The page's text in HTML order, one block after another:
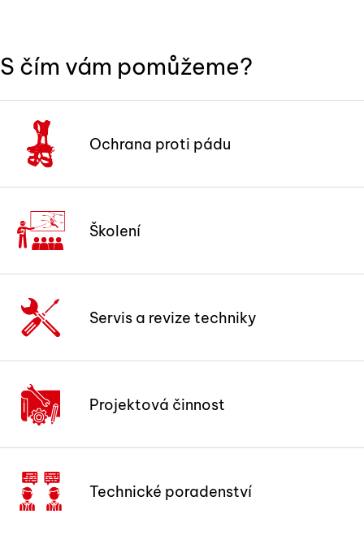
S čím vám pomůžeme?
Ochrana proti pádu
Školení
Servis a revize techniky
Projektová činnost
Technické poradenství